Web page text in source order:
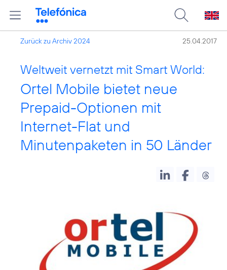
Zurück zu Archiv 2024 25.04.2017
Weltweit vernetzt mit Smart World:
Ortel Mobile bietet neue
Prepaid-Optionen mit
Internet-Flat und
Minutenpaketen in 50 Länder